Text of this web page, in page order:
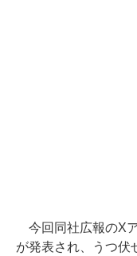
今回同社広報のX
が発表され、うつ伏